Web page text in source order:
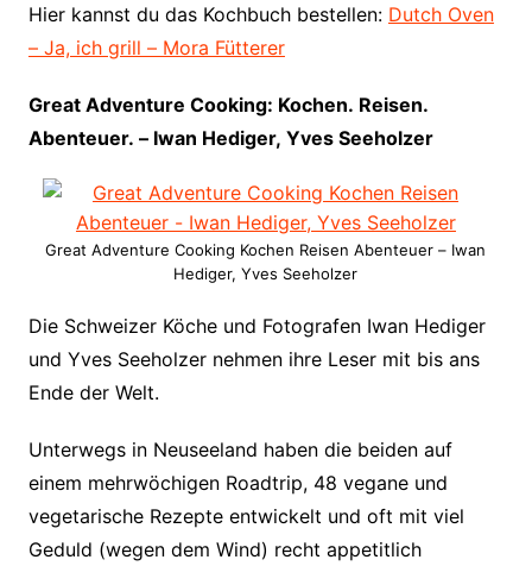
Hier kannst du das Kochbuch bestellen: Dutch Oven
– Ja, ich grill – Mora Fütterer
Great Adventure Cooking: Kochen. Reisen.
Abenteuer. – Iwan Hediger, Yves Seeholzer
Great Adventure Cooking Kochen Reisen Abenteuer – Iwan
Hediger, Yves Seeholzer
Die Schweizer Köche und Fotografen Iwan Hediger
und Yves Seeholzer nehmen ihre Leser mit bis ans
Ende der Welt.
Unterwegs in Neuseeland haben die beiden auf
einem mehrwöchigen Roadtrip, 48 vegane und
vegetarische Rezepte entwickelt und oft mit viel
Geduld (wegen dem Wind) recht appetitlich